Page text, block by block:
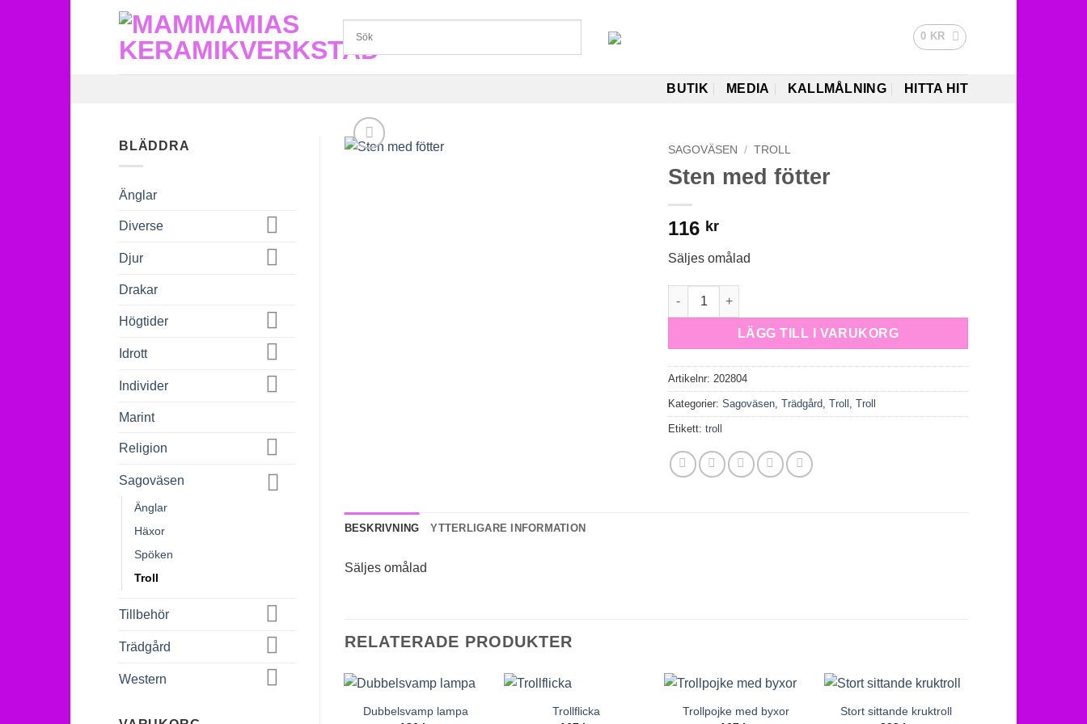
0 KR
BUTIK MEDIA KALLMÅLNING HITTA HIT
BLÄDDRA
Änglar
Diverse
Djur
Drakar
Högtider
Idrott
Individer
Marint
Religion
Sagoväsen
Änglar
Häxor
Spöken
Troll
Tillbehör
Trädgård
Western
SAGOVÄSEN / TROLL
Sten med fötter
116 kr
Säljes omålad
Sten med fötter mängd
LÄGG TILL I VARUKORG
Artikelnr: 202804
Kategorier:Sagoväsen ,Trädgård ,Troll ,Troll
Etikett:troll
BESKRIVNING YTTERLIGARE INFORMATION
Säljes omålad
RELATERADE PRODUKTER
Dubbelsvamp lampa
Trollflicka
Trollpojke med byxor
Stort sittande kruktroll